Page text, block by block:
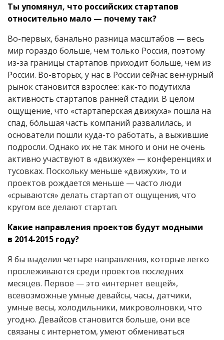
Ты упомянул, что российских стартапов
относительно мало — почему так?
Во-первых, банально разница масштабов — весь
мир гораздо больше, чем только Россия, поэтому
из-за границы стартапов приходит больше, чем из
России. Во-вторых, у нас в России сейчас венчурный
рынок становится взрослее: как-то подутихла
активность стартапов ранней стадии. В целом
ощущение, что «стартаперская движуха» пошла на
спад, бóльшая часть компаний развалилась, и
основатели пошли куда-то работать, а выжившие
подросли. Однако их не так много и они не очень
активно участвуют в «движухе» — конференциях и
тусовках. Поскольку меньше «движухи», то и
проектов рождается меньше — часто люди
«срываются» делать стартап от ощущения, что
кругом все делают стартап.
Какие направления проектов будут модными
в 2014-2015 году?
Я бы выделил четыре направления, которые легко
прослеживаются среди проектов последних
месяцев. Первое — это «интернет вещей»,
всевозможные умные девайсы, часы, датчики,
умные весы, холодильники, микроволновки, что
угодно. Девайсов становится больше, они все
связаны с интернетом, умеют обмениваться